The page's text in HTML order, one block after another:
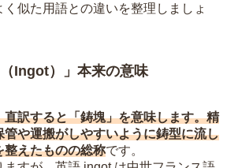
似た用語との違いを整理しましょ
（Ingot）」本来の意味
直訳すると「鋳塊」を意味します。精
管や運搬がしやすいように鋳型に流し
整えたものの総称です。